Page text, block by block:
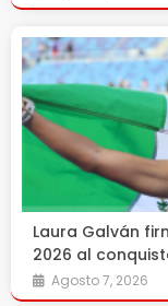
Laura Galván
2026 al
Agosto 7, 2026